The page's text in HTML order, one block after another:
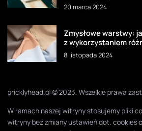
20 marca 2024
Zmysłowe warstwy:
z wykorzystaniem
8 listopada 2024
pricklyhead.pl © 2023. Wszelkie prawa
W ramach naszej witryny stosujemy pliki
witryny bez zmiany ustawień dot. cookies